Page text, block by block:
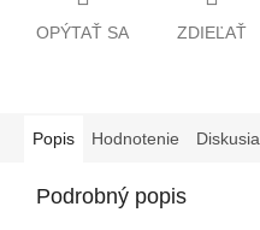
OPÝTAŤ SA ZDIEĽAŤ
Popis Hodnotenie Diskusia
Podrobný popis